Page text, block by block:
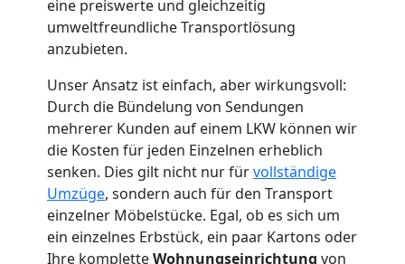
eine preiswerte und gleichzeitig
umweltfreundliche Transportlösung
anzubieten.
Unser Ansatz ist einfach, aber wirkungsvoll:
Durch die Bündelung von Sendungen
mehrerer Kunden auf einem LKW können wir
die Kosten für jeden Einzelnen erheblich
senken. Dies gilt nicht nur fürvollständige
Umzüge, sondern auch für den Transport
einzelner Möbelstücke. Egal, ob es sich um
ein einzelnes Erbstück, ein paar Kartons oder
Ihre kompletteWohnungseinrichtung von
Möbeltaxi
Leonding
Kleintransport
Leonding